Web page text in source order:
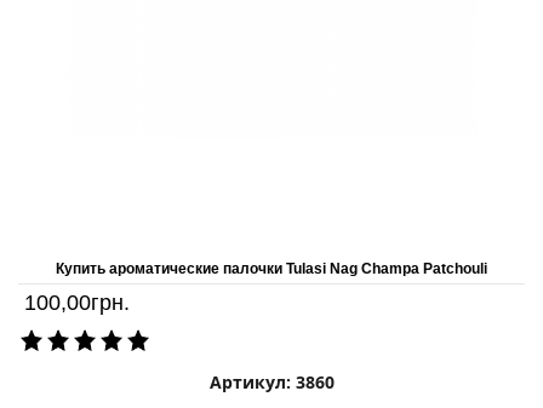
Купить ароматические палочки Tulasi Nag Champa Patchouli
100,00грн.
Артикул: 3860